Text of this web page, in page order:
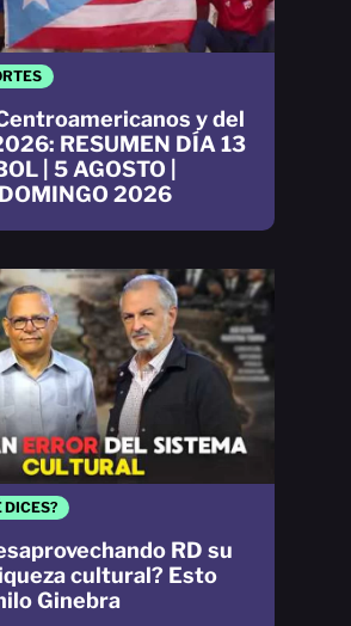
y del
RESUMEN DÍA 13
| 5 AGOSTO |
2026
DICES?
RD su
cultural? Esto
Ginebra